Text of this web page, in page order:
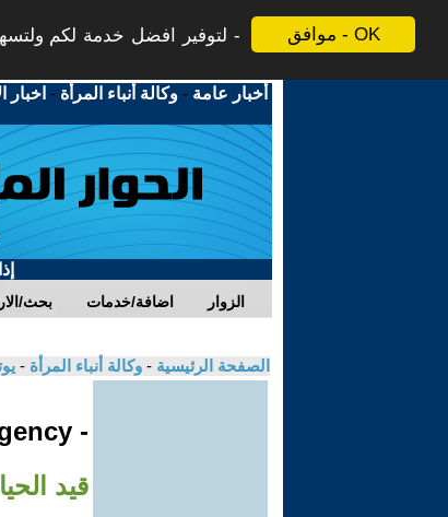
موافق - OK
لتوفير افضل خدمة لكم
أخبار عامة -وكالة أنباء المرأة - اخبار
بحث/ اضافة/خدمات الزوار
الصفحة الرئيسية - وكالة أنباء المرأة -
- Jinha Agency
قيد